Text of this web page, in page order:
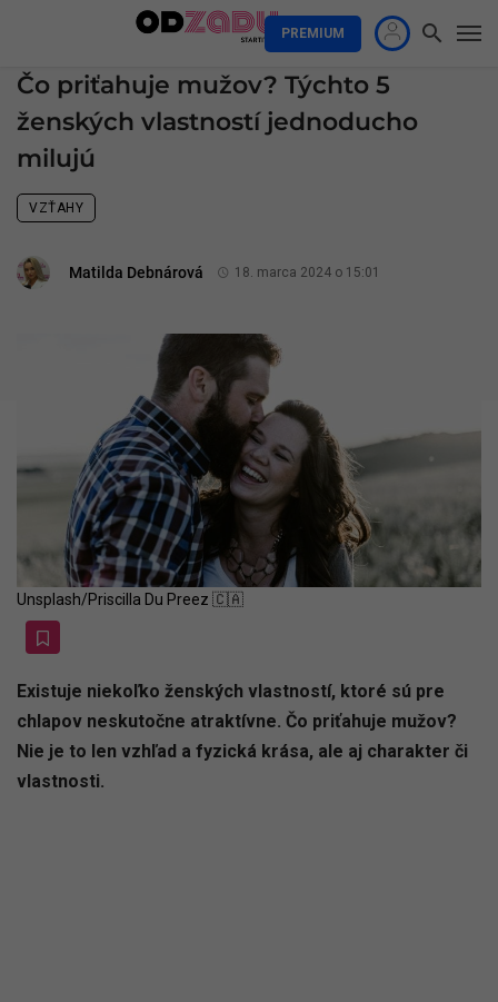
PREMIUM
Čo priťahuje mužov? Týchto 5
ženských vlastností jednoducho
milujú
VZŤAHY
Matilda Debnárová 18. marca 2024 o 15:01
Unsplash/Priscilla Du Preez 🇨🇦
Existuje niekoľko ženských vlastností, ktoré sú pre
chlapov neskutočne atraktívne. Čo priťahuje mužov?
Nie je to len vzhľad a fyzická krása, ale aj charakter či
vlastnosti.